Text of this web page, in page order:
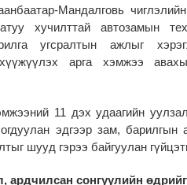
Мандалговь
хучилттай автозамын
угсралтын ажлыг
арга хэмжээ
11 дэх удаагийн
эдгээр зам, барилгын
шууд гэрээ байгуулан
ардчилсан сонгуулийн